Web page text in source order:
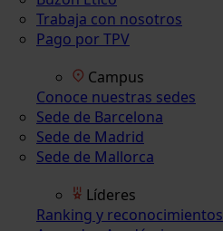
Trabaja con nosotros
Pago por TPV
Campus
Conoce nuestras sedes
Sede de Barcelona
Sede de Madrid
Sede de Mallorca
Líderes
Ranking y reconocimientos